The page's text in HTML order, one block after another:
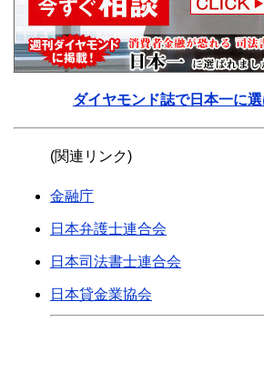
ダイヤモンド誌で日本一に
(関連リンク)
金融庁
日本弁護士連合会
日本司法書士連合会
日本貸金業協会